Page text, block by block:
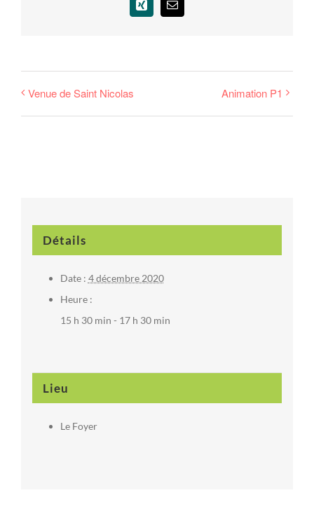
Xing Email
Venue de Saint Nicolas Animation P1
Détails
Date : 4 décembre 2020
Heure :
15 h 30 min - 17 h 30 min
Lieu
Le Foyer